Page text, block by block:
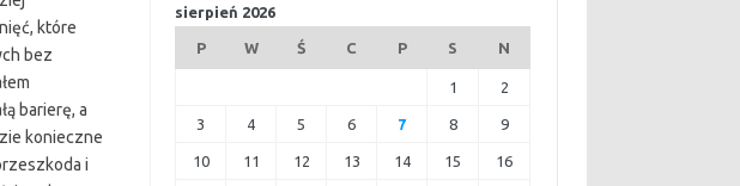
które
bez
barierę, a
konieczne
i
sierpień 2026
P W Ś C P S N
1 2
3 4 5 6 7 8 9
10 11 12 13 14 15 16